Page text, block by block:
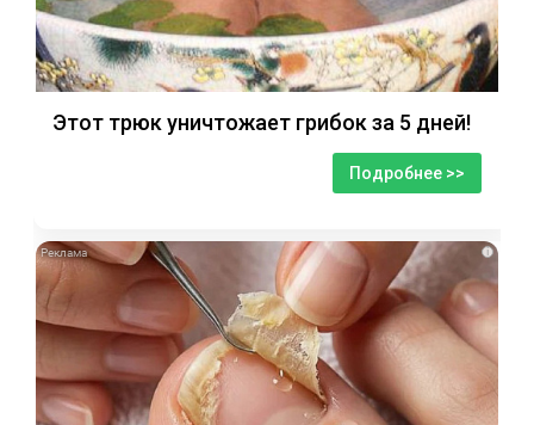
Этот трюк уничтожает грибок за 5 дней!
Подробнее >>
i